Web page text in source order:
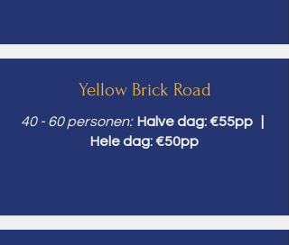
Yellow Brick Road
40 - 60 personen: Halve dag: €55pp |
Hele dag: €50pp